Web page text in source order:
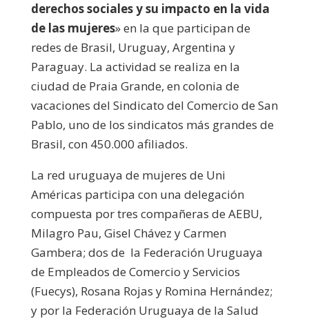
derechos sociales y su impacto en la vida
de las mujeres» en la que participan de
redes de Brasil, Uruguay, Argentina y
Paraguay. La actividad se realiza en la
ciudad de Praia Grande, en colonia de
vacaciones del Sindicato del Comercio de San
Pablo, uno de los sindicatos más grandes de
Brasil, con 450.000 afiliados.
La red uruguaya de mujeres de Uni
Américas participa con una delegación
compuesta por tres compañeras de AEBU,
Milagro Pau, Gisel Chávez y Carmen
Gambera; dos de la Federación Uruguaya
de Empleados de Comercio y Servicios
(Fuecys), Rosana Rojas y Romina Hernández;
y por la Federación Uruguaya de la Salud